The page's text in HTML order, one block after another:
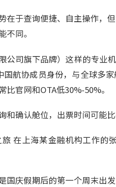
在于查询便捷、自主操作，
同。
公司旗下品牌）这样的专业
国航协成员身份，与全球
官网和OTA低30%-50%。
确认舱位，出票时间可能
在上海某金融机构工作的
庆假期后的第一个周末出发